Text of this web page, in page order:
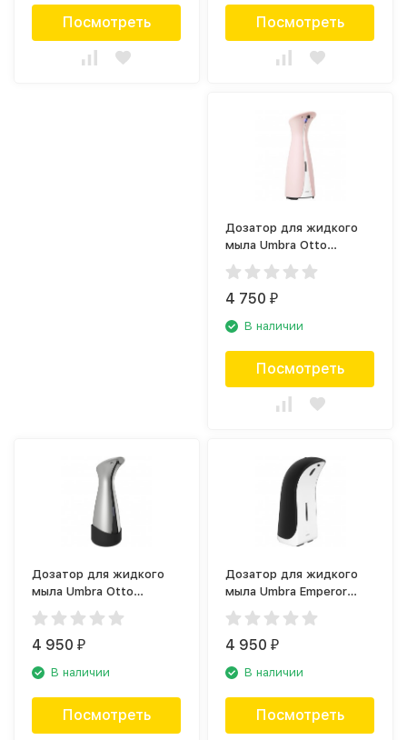
Посмотреть Посмотреть
Дозатор для жидкого
мыла Umbra Otto
1016464-1233
4 750₽
В наличии
Посмотреть
Дозатор для жидкого
мыла Umbra Otto
1016793-410
4 950₽
В наличии
Посмотреть
Дозатор для жидкого
мыла Umbra Emperor
1016999-050
4 950₽
В наличии
Посмотреть